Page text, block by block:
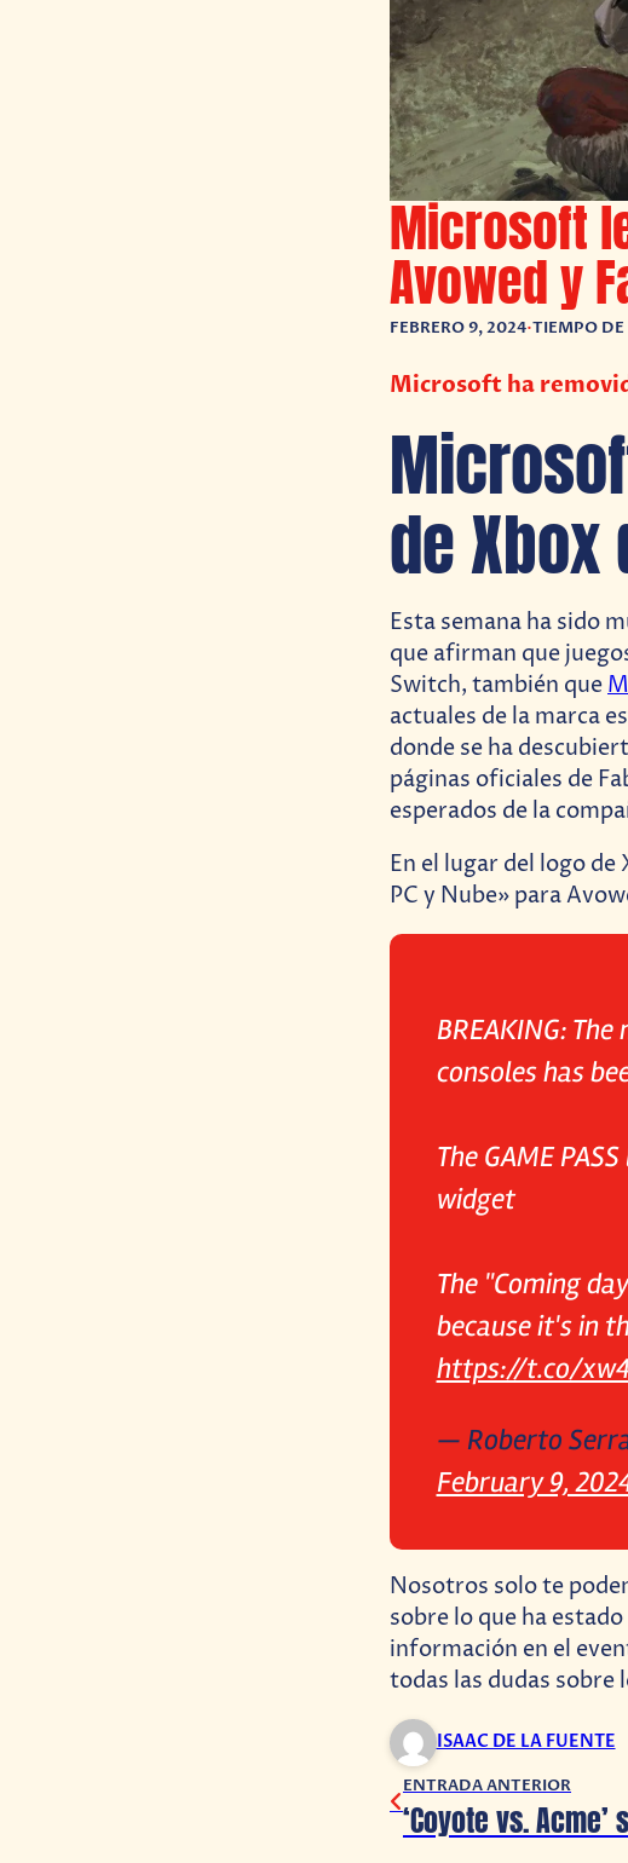
Microsoft
Avowed y
FEBRERO 9, 2024•TIEMPO
Microsoft ha
de
Esta semana ha sido
que afirman que
Switch, también que
actuales de la marca
donde se ha
páginas oficiales de
esperados de la
En el lugar del logo de
PC y Nube» para
BREAKING:
consoles has
The GAME
widget
The "Coming
because it's in
https://t.co/
— Roberto
February 9,
Nosotros solo te
sobre lo que ha
información en el
todas las dudas sobre
ISAAC DE LA FUENTE
ENTRADA ANTERIOR